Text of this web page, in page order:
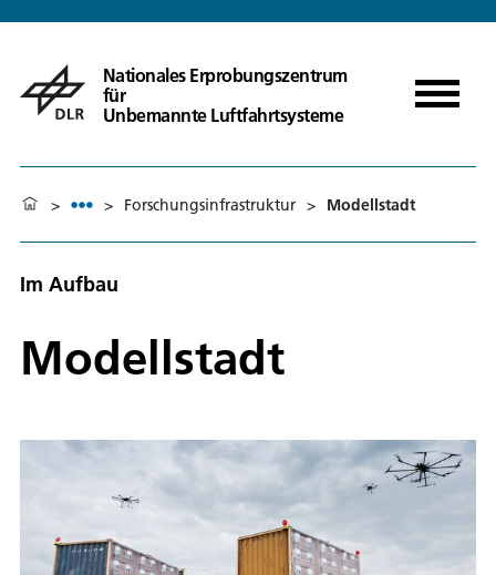
Nationales Erprobungszentrum
für
Unbemannte Luftfahrtsysteme
> > Forschungsinfrastruktur > Modellstadt
Im Aufbau
Modellstadt